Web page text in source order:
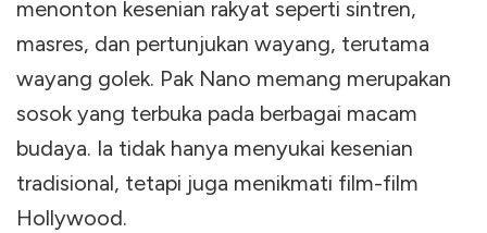
menonton kesenian rakyat seperti sintren,
masres, dan pertunjukan wayang, terutama
wayang golek. Pak Nano memang merupakan
sosok yang terbuka pada berbagai macam
budaya. Ia tidak hanya menyukai kesenian
tradisional, tetapi juga menikmati film-film
Hollywood.